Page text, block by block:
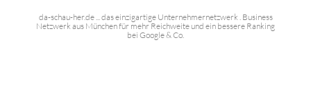
da-schau-her.de ... das einzigartige Unternehmernetzwerk . Business
Netzwerk aus München für mehr Reichweite und ein bessere Ranking
bei Google & Co.